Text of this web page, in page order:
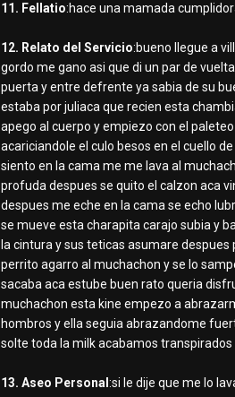
11. Fellatio:hace una mamada
12. Relato del Servicio:bueno llegue a
gordo me gano asi que di un par de
puerta y entre defrente ya sabia de su
estaba por juliaca que recien esta
apego al cuerpo y empiezo con el
acariciandole el culo besos en el cuello
siento en la cama me me lava al
profuda despues se quito el calzon aca
despues me eche en la cama se echo
se mueve esta charapita carajo subia y
la cintura y sus teticas asumare
perrito agarro al muchachon y se lo
sacaba aca estube buen rato queria
muchachon esta kine empezo a
hombros y ella seguia abrazandome
solte toda la milk acabamos
13. Aseo Personal :si le dije que me lo